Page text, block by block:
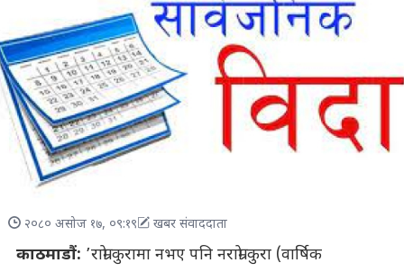
२०८० असोज १७, ०९:१९ खबर संवाददाता
काठमाडौं: ’राम्रो कुरामा नभए पनि नराम्रो कुरा (वार्षिक